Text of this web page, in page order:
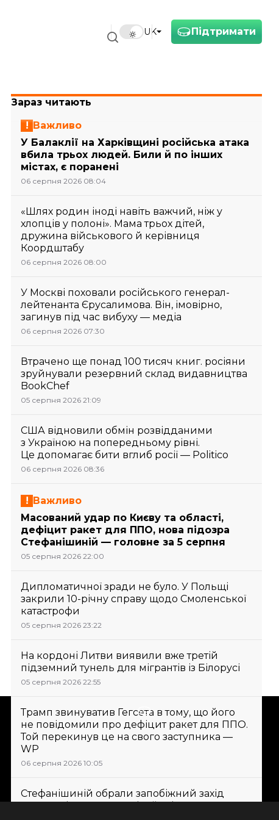
Підтримати
UK
Зараз читають
Важливо
У Балаклії на Харківщині російська атака
вбила трьох людей. Били й по інших
містах, є поранені
06 серпня 2026 08:04
«Шлях родин іноді навіть важчий, ніж у
хлопців у полоні». Мама трьох дітей,
дружина військового й керівниця
Коордштабу
06 серпня 2026 08:00
У Москві поховали російського генерал-
лейтенанта Єрусалимова. Він, імовірно,
загинув під час вибуху — медіа
06 серпня 2026 07:30
Втрачено ще понад 100 тисяч книг. росіяни
зруйнували резервний склад видавництва
BookChef
05 серпня 2026 21:09
США відновили обмін розвідданими
з Україною на попередньому рівні.
Це допомагає бити вглиб росії — Politico
06 серпня 2026 08:36
Важливо
Масований удар по Києву та області,
дефіцит ракет для ППО, нова підозра
Стефанішиній — головне за 5 серпня
05 серпня 2026 22:00
Дипломатичної зради не було. У Польщі
закрили 10-річну справу щодо Смоленської
катастрофи
05 серпня 2026 23:22
На кордоні Литви виявили вже третій
підземний тунель для мігрантів із Білорусі
05 серпня 2026 22:55
Трамп звинуватив Гегсета в тому, що його
не повідомили про дефіцит ракет для ППО.
Той перекинув це на свого заступника —
WP
06 серпня 2026 10:05
Стефанішиній обрали запобіжний захід
у вигляді застави в 6 мільйонів гривень
Підтримати
Ми працюємо для тебе та
другом